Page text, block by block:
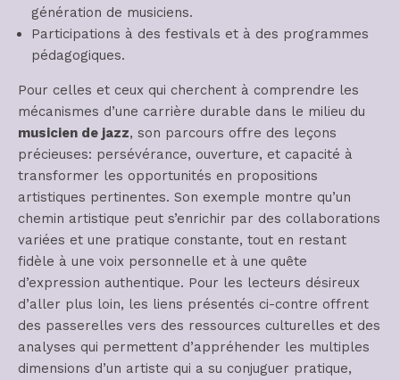
génération de musiciens.
Participations à des festivals et à des programmes
pédagogiques.
Pour celles et ceux qui cherchent à comprendre les
mécanismes d’une carrière durable dans le milieu du
musicien de jazz, son parcours offre des leçons
précieuses: persévérance, ouverture, et capacité à
transformer les opportunités en propositions
artistiques pertinentes. Son exemple montre qu’un
chemin artistique peut s’enrichir par des collaborations
variées et une pratique constante, tout en restant
fidèle à une voix personnelle et à une quête
d’expression authentique. Pour les lecteurs désireux
d’aller plus loin, les liens présentés ci-contre offrent
des passerelles vers des ressources culturelles et des
analyses qui permettent d’appréhender les multiples
dimensions d’un artiste qui a su conjuguer pratique,